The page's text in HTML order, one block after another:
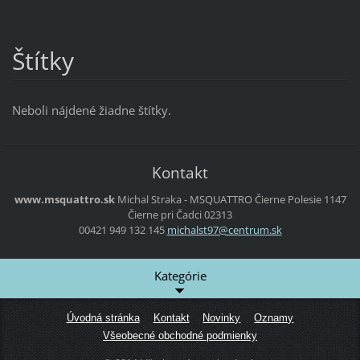
Štítky
Neboli nájdené žiadne štítky.
Kontakt
www.msquattro.sk Michal Straka - MSQUATTROČierne Polesie 1147
Čierne pri Čadci 02313
00421 949 132 145 michalst97@centrum.sk
Kategórie
Úvodná stránka Kontakt Novinky
Oznamy
Všeobecné obchodné podmienky